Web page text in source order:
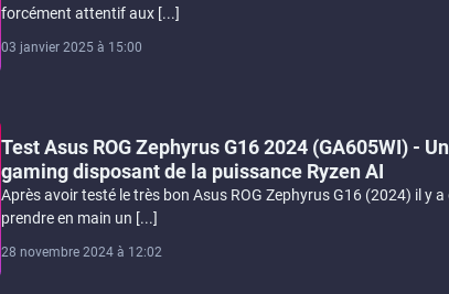
forcément attentif aux [...]
03 janvier 2025 à 15:00
Test Asus ROG Zephyrus G16 2024 (GA605WI) -
gaming disposant de la puissance Ryzen AI
Après avoir testé le très bon Asus ROG Zephyrus G16 (2024) il y
prendre en main un [...]
28 novembre 2024 à 12:02